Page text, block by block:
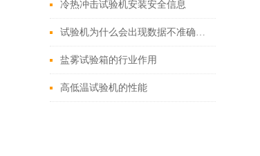
冷热冲击试验机安装安全信息
试验机为什么会出现数据不准确的问题
盐雾试验箱的行业作用
高低温试验机的性能